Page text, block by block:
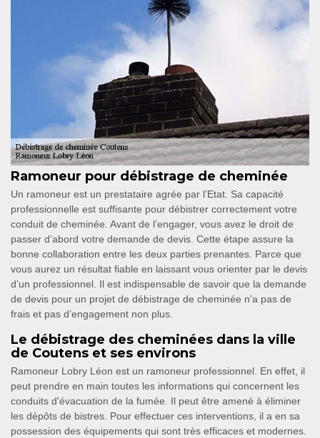
Ramoneur pour débistrage de cheminée
Un ramoneur est un prestataire agrée par l’Etat. Sa capacité
professionnelle est suffisante pour débistrer correctement votre
conduit de cheminée. Avant de l’engager, vous avez le droit de
passer d’abord votre demande de devis. Cette étape assure la
bonne collaboration entre les deux parties prenantes. Parce que
vous aurez un résultat fiable en laissant vous orienter par le devis
d’un professionnel. Il est indispensable de savoir que la demande
de devis pour un projet de débistrage de cheminée n’a pas de
frais et pas d’engagement non plus.
Le débistrage des cheminées dans la ville
de Coutens et ses environs
Ramoneur Lobry Léon est un ramoneur professionnel. En effet, il
peut prendre en main toutes les informations qui concernent les
conduits d'évacuation de la fumée. Il peut être amené à éliminer
les dépôts de bistres. Pour effectuer ces interventions, il a en sa
possession des équipements qui sont très efficaces et modernes.